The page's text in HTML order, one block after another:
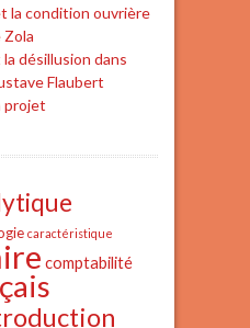
la condition ouvrière
Zola
désillusion dans
Flaubert
projet
caractéristique
comptabilité